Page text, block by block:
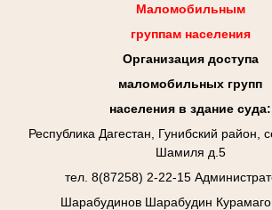
Маломобильным
группам населения
Организация доступа
маломобильных групп
населения в здание суда:
Республика Дагестан, Гунибский район,
Шамиля д.5
тел. 8(87258) 2-22-15
Шарабудинов Шарабудин